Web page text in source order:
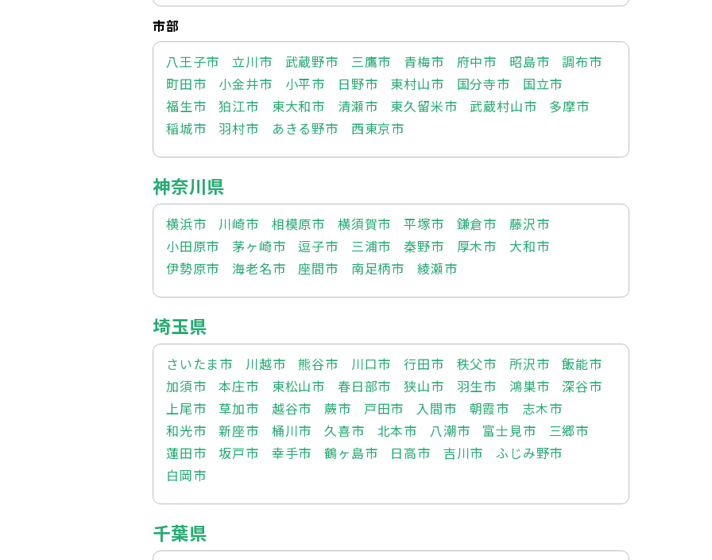
市部
八王子市
立川市 武蔵野市 三鷹市 青梅市 府中市 昭島市
調布市
町田市
小金井市 小平市 日野市 東村山市 国分寺市
国立市
福生市
狛江市 東大和市 清瀬市 東久留米市 武蔵村山市
多摩市
稲城市
羽村市 あきる野市 西東京市
神奈川県
横浜市 川崎市 相模原市 横須賀市 平塚市 鎌倉市
藤沢市
小田原市
茅ヶ崎市 逗子市 三浦市 秦野市 厚木市
大和市
伊勢原市
海老名市 座間市 南足柄市 綾瀬市
埼玉県
さいたま市 川越市 熊谷市 川口市 行田市 秩父市 所沢市
飯能市
加須市
本庄市 東松山市 春日部市 狭山市 羽生市 鴻巣市
深谷市
上尾市
草加市 越谷市 蕨市 戸田市 入間市 朝霞市
志木市
和光市
新座市 桶川市 久喜市 北本市 八潮市 富士見市
三郷市
蓮田市
坂戸市 幸手市 鶴ヶ島市 日高市 吉川市
ふじみ野市
白岡市
千葉県